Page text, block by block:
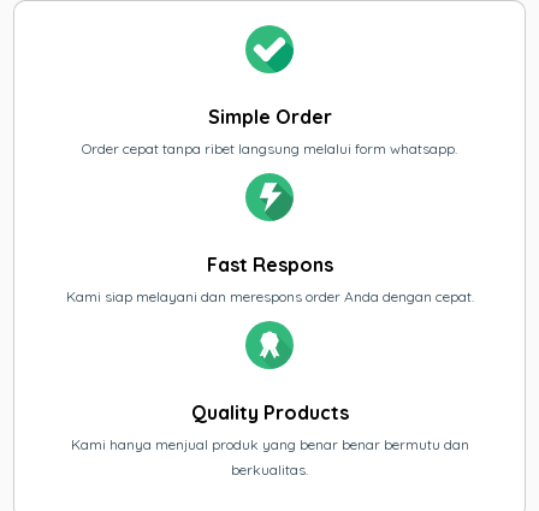
Simple Order
Order cepat tanpa ribet langsung melalui form whatsapp.
Fast Respons
Kami siap melayani dan merespons order Anda dengan cepat.
Quality Products
Kami hanya menjual produk yang benar benar bermutu dan
berkualitas.